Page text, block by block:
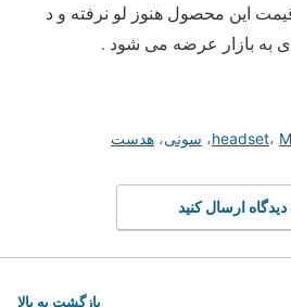
این محصول هنوز لو نرفته و د
headset، ، سونی، هدست
ارسال کنید
بازگشت به بالا